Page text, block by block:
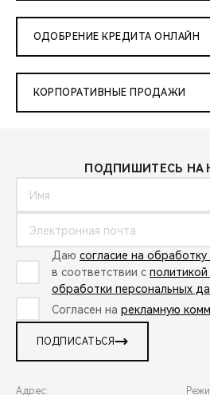
ОДОБРЕНИЕ КРЕДИТА ОНЛАЙН
КОРПОРАТИВНЫЕ ПРОДАЖИ
ПОДПИШИТЕСЬ НА
Даю согласие на
в соответствии с
обработки персональных
Согласен на рекламную
ПОДПИСАТЬСЯ
Адрес: